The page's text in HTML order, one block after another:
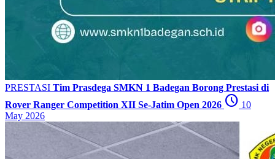
PRESTASI Tim Prasdega SMKN 1 Badegan Borong Prestasi di
Rover Ranger Competition XII Se-Jatim Open 2026 schedule 10
May 2026